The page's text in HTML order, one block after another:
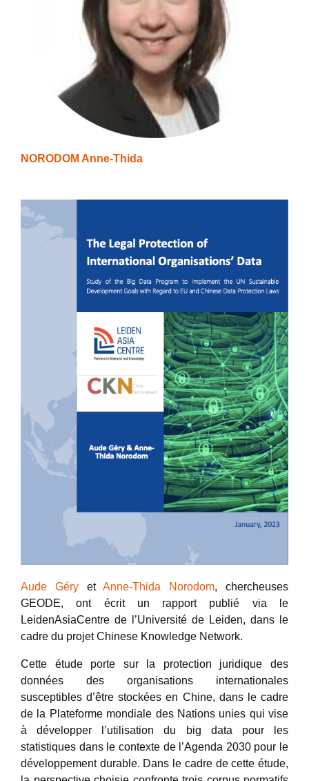
NORODOM Anne-Thida
Aude GéryetAnne-Thida Norodom, chercheuses
GEODE, ont écrit un rapport publié via le
LeidenAsiaCentre de l’Université de Leiden, dans le
cadre du projet Chinese Knowledge Network.
Cette étude porte sur la protection juridique des
données des organisations internationales
susceptibles d’être stockées en Chine, dans le cadre
de la Plateforme mondiale des Nations unies qui vise
à développer l’utilisation du big data pour les
statistiques dans le contexte de l’Agenda 2030 pour le
développement durable. Dans le cadre de cette étude,